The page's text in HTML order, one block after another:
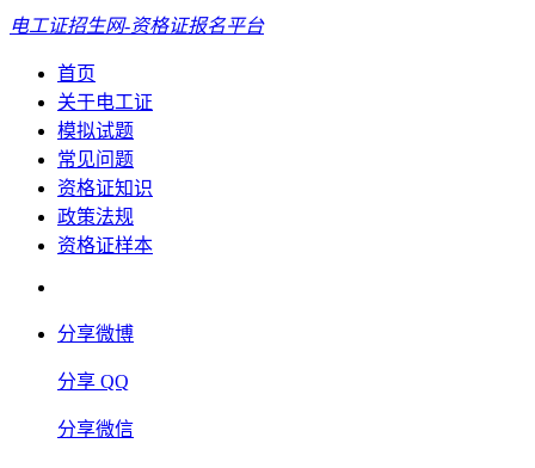
电工证招生网-资格证报名平台
首页
关于电工证
模拟试题
常见问题
资格证知识
政策法规
资格证样本
分享微博
分享 QQ
分享微信